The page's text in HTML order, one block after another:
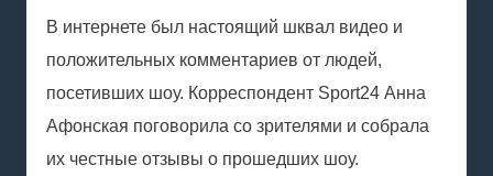
В интернете был настоящий шквал видео и
положительных комментариев от людей,
посетивших шоу. Корреспондент Sport24 Анна
Афонская поговорила со зрителями и собрала
их честные отзывы о прошедших шоу.